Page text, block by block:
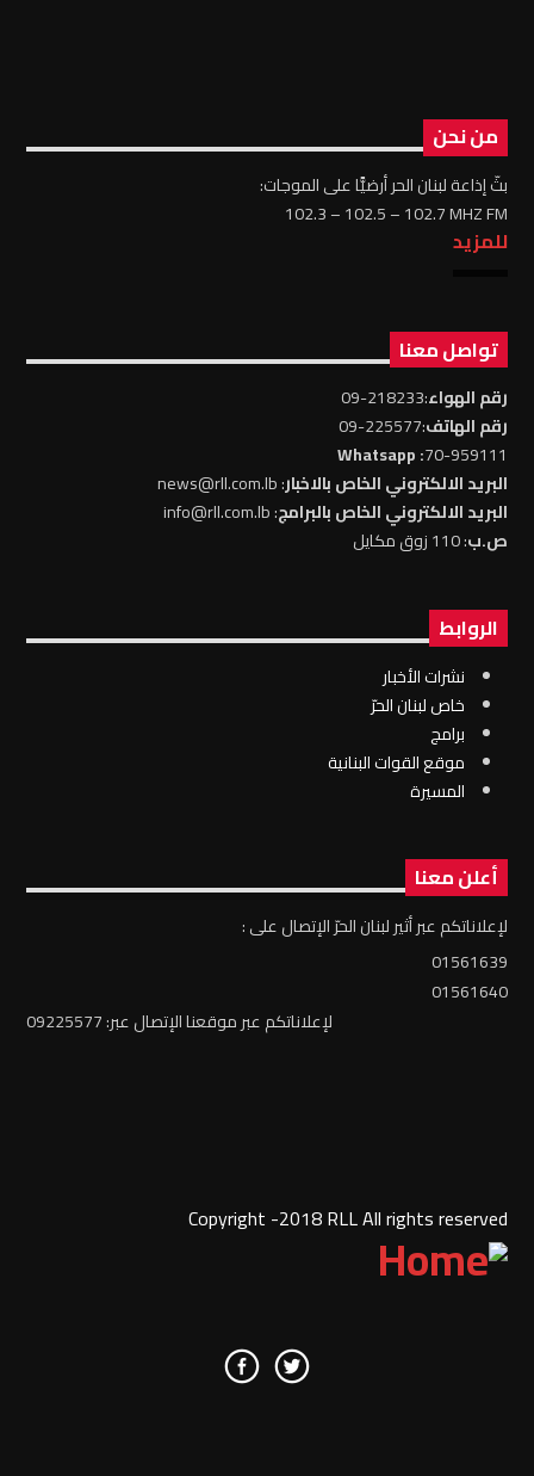
من نحن
بثّ إذاعة لبنان الحر أرضيًّا على الموجات:
102.3 – 102.5 – 102.7 MHZ FM
للمزيد
تواصل معنا
رقم الهواء:218233-09
رقم الهاتف:225577-09
70-959111
: Whatsapp
البريد الالكتروني الخاص بالاخبار: news@rll.com.lb
البريد الالكتروني الخاص بالبرامج: info@rll.com.lb
ص.ب: 110 زوق مكايل
الروابط
نشرات الأخبار
خاص لبنان الحرّ
برامج
موقع القوات البنانية
المسيرة
أعلن معنا
لإعلاناتكم عبر أثير لبنان الحرّ الإتصال على :
01561639
01561640
لإعلاناتكم عبر موقعنا الإتصال عبر: 09225577
Copyright -2018 RLL All rights reserved